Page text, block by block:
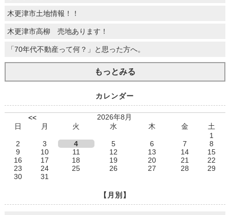
木更津市土地情報！！
木更津市高柳 売地あります！
「70年代不動産って何？」と思った方へ。
もっとみる
カレンダー
<<
2026年8月
日
月 火 水 木 金
土
1
2
3 4 5 6 7
8
9
10 11 12 13 14
15
16
17 18 19 20 21
22
23
24 25 26 27 28
29
30
31
【月別】